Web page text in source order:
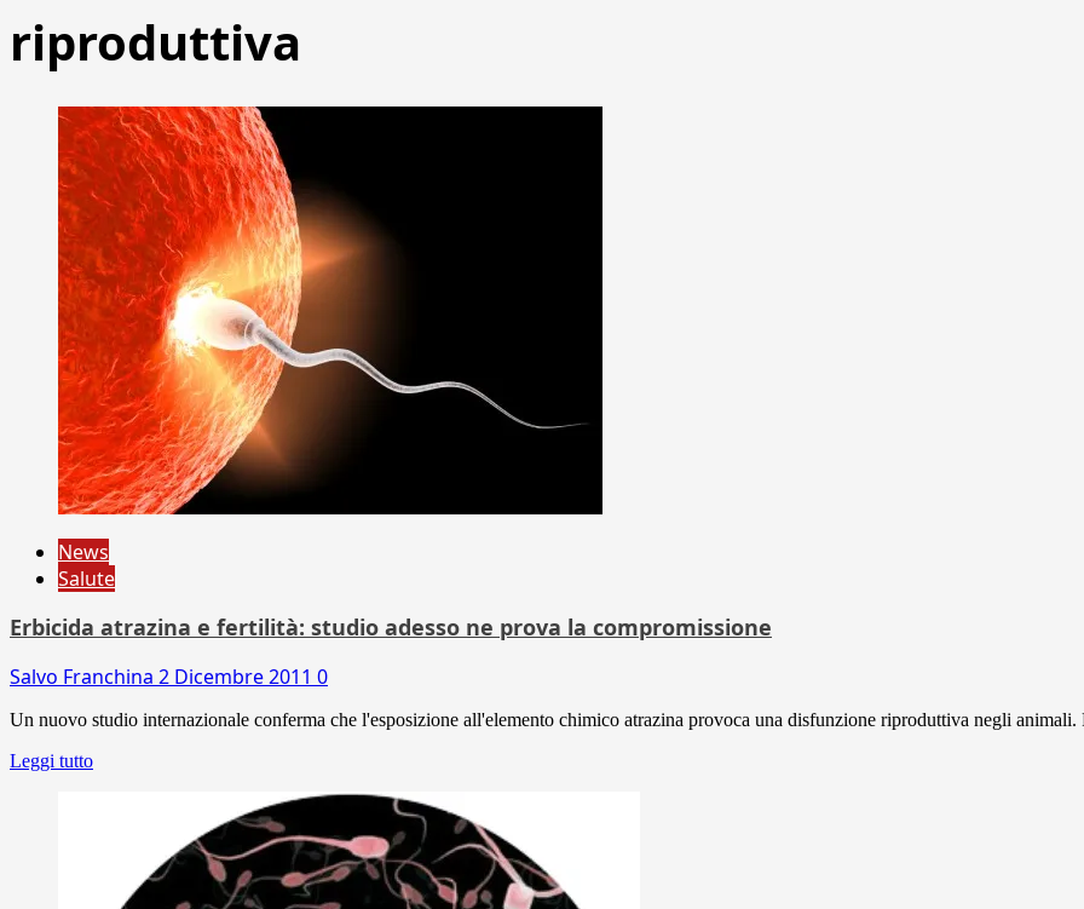
riproduttiva
News
Salute
Erbicida atrazina e fertilità: studio adesso ne prova la compromissione
Salvo Franchina 2 Dicembre 2011 0
Un nuovo studio internazionale conferma che l'esposizione all'elemento chimico atrazina provoca una disfunzione riproduttiva negli animali.
Leggi tutto